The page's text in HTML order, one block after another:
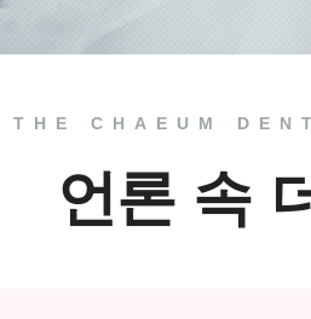
THE CHAEUM
언론 속